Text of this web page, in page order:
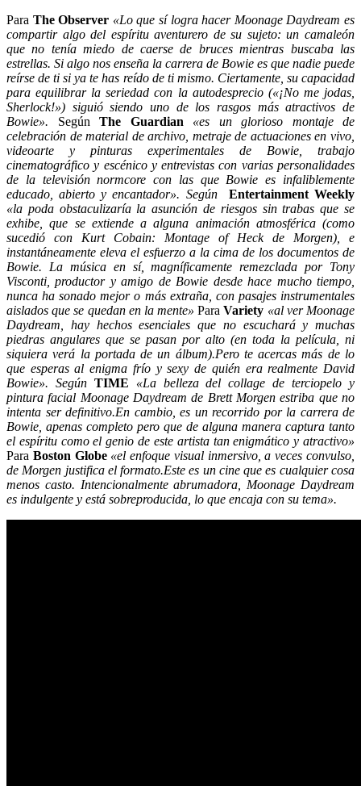
Para The Observer «Lo que sí logra hacer Moonage Daydream es
compartir algo del espíritu aventurero de su sujeto: un camaleón
que no tenía miedo de caerse de bruces mientras buscaba las
estrellas. Si algo nos enseña la carrera de Bowie es que nadie puede
reírse de ti si ya te has reído de ti mismo. Ciertamente, su capacidad
para equilibrar la seriedad con la autodesprecio («¡No me jodas,
Sherlock!») siguió siendo uno de los rasgos más atractivos de
Bowie». Según The Guardian «es un glorioso montaje de
celebración de material de archivo, metraje de actuaciones en vivo,
videoarte y pinturas experimentales de Bowie, trabajo
cinematográfico y escénico y entrevistas con varias personalidades
de la televisión normcore con las que Bowie es infaliblemente
educado, abierto y encantador». Según Entertainment Weekly
«la poda obstaculizaría la asunción de riesgos sin trabas que se
exhibe, que se extiende a alguna animación atmosférica (como
sucedió con Kurt Cobain: Montage of Heck de Morgen), e
instantáneamente eleva el esfuerzo a la cima de los documentos de
Bowie. La música en sí, magníficamente remezclada por Tony
Visconti, productor y amigo de Bowie desde hace mucho tiempo,
nunca ha sonado mejor o más extraña, con pasajes instrumentales
aislados que se quedan en la mente»ParaVariety «al ver Moonage
Daydream, hay hechos esenciales que no escuchará y muchas
piedras angulares que se pasan por alto (en toda la película, ni
siquiera verá la portada de un álbum).Pero te acercas más de lo
que esperas al enigma frío y sexy de quién era realmente David
Bowie». Según TIME «La belleza del collage de terciopelo y
pintura facial Moonage Daydream de Brett Morgen estriba que no
intenta ser definitivo.En cambio, es un recorrido por la carrera de
Bowie, apenas completo pero que de alguna manera captura tanto
el espíritu como el genio de este artista tan enigmático y atractivo»
Para Boston Globe«el enfoque visual inmersivo, a veces convulso,
de Morgen justifica el formato.Este es un cine que es cualquier cosa
menos casto. Intencionalmente abrumadora, Moonage Daydream
es indulgente y está sobreproducida, lo que encaja con su tema».